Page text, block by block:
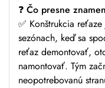
❓ Čo presne
✅ Konštrukcia
sezónach, keď sa
reťaz demontovať,
namontovať. Tým
neopotrebovanú